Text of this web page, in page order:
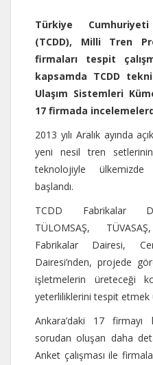
Türkiye
(TCDD), Milli Tren
firmaları tespit
kapsamda TCDD
Ulaşım Sistemleri
17 firmada
2013 yılı Aralık ayında
yeni nesil tren
teknolojiyle ülkemizde
başlandı.
TCDD Fabrikalar
TÜLOMSAŞ,
Fabrikalar Dairesi,
Dairesi’nden, projede
işletmelerin üreteceği
yeterliliklerini tespit etmek
Ankara’daki 17
sorudan oluşan daha
Anket çalışması ile